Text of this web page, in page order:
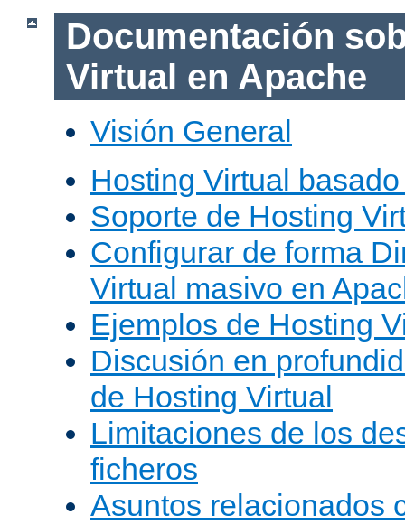
Documentación
Virtual en Apache
Visión General
Hosting Virtual
Soporte de Hosting
Configurar de forma
Virtual masivo en
Ejemplos de Hosting
Discusión en
de Hosting Virtual
Limitaciones de los
ficheros
Asuntos relacionados